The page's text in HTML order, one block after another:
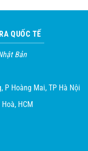
QUỐC TẾ
Bản
P Hoàng Mai, TP Hà Nội
HCM